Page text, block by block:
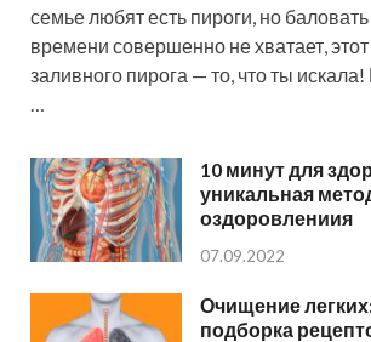
семье любят есть пироги, но
времени совершенно не хватает,
заливного пирога — то, что ты
10 минут для
уникальная
оздоровлениия
07.09.2022
Очищение
подборка